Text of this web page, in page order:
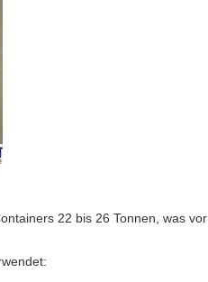
22 bis 26 Tonnen, was vor